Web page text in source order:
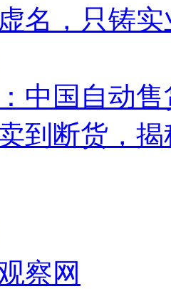
名，只铸
中国自动
到断货，
察网